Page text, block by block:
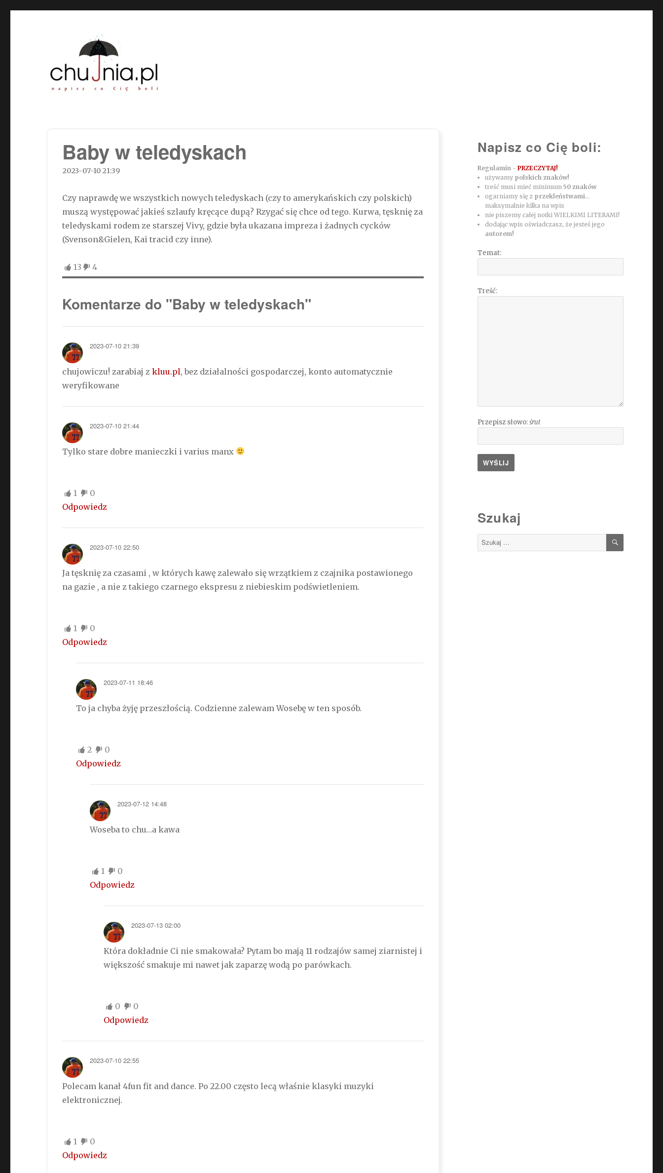
Baby w teledyskach
2023-07-10 21:39
Czy naprawdę we wszystkich nowych teledyskach (czy to amerykańskich czy polskich)
muszą występować jakieś szlaufy kręcące dupą? Rzygać się chce od tego. Kurwa, tęsknię za
teledyskami rodem ze starszej Vivy, gdzie była ukazana impreza i żadnych cycków
(Svenson&Gielen, Kai tracid czy inne).
13 4
Komentarze do "Baby w teledyskach"
2023-07-10 21:39
chujowiczu! zarabiaj zkluu.pl, bez działalności gospodarczej, konto automatycznie
weryfikowane
2023-07-10 21:44
Tylko stare dobre manieczki i varius manx
1
0
Odpowiedz
2023-07-10 22:50
Ja tęsknię za czasami , w których kawę zalewało się wrzątkiem z czajnika postawionego
na gazie , a nie z takiego czarnego ekspresu z niebieskim podświetleniem.
1
0
Odpowiedz
2023-07-11 18:46
To ja chyba żyję przeszłością. Codzienne zalewam Wosebę w ten sposób.
2
0
Odpowiedz
2023-07-12 14:48
Woseba to chu…a kawa
1
0
Odpowiedz
2023-07-13 02:00
Która dokładnie Ci nie smakowała? Pytam bo mają 11 rodzajów samej ziarnistej i
większość smakuje mi nawet jak zaparzę wodą po parówkach.
0
0
Odpowiedz
2023-07-10 22:55
Polecam kanał 4fun fit and dance. Po 22.00 często lecą właśnie klasyki muzyki
elektronicznej.
1
0
Odpowiedz
Napisz co Cię boli:
Regulamin - PRZECZYTAJ!
używamy polskich znaków!
treść musi mieć minimum 50 znaków
ogarniamy się z przekleństwami...
maksymalnie kilka na wpis
nie piszemy całej notki WIELKIMI LITERAMI!
dodając wpis oświadczasz, że jesteś jego
autorem!
Temat:
Treść:
Przepisz słowo:śrut
Szukaj
Szukaj: SZUKAJ